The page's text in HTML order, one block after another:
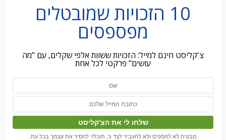
10 הזכויות שמובטלים
מפספסים
צ'קליסט חינם למייל: הזכויות ששוות אלפי שקלים, עם "מה
עושים" פרקטי לכל אחת
מבטיח לא להספים ולא להעביר לצד ג', תוכל/י להסיר את עצמך בכל עת.